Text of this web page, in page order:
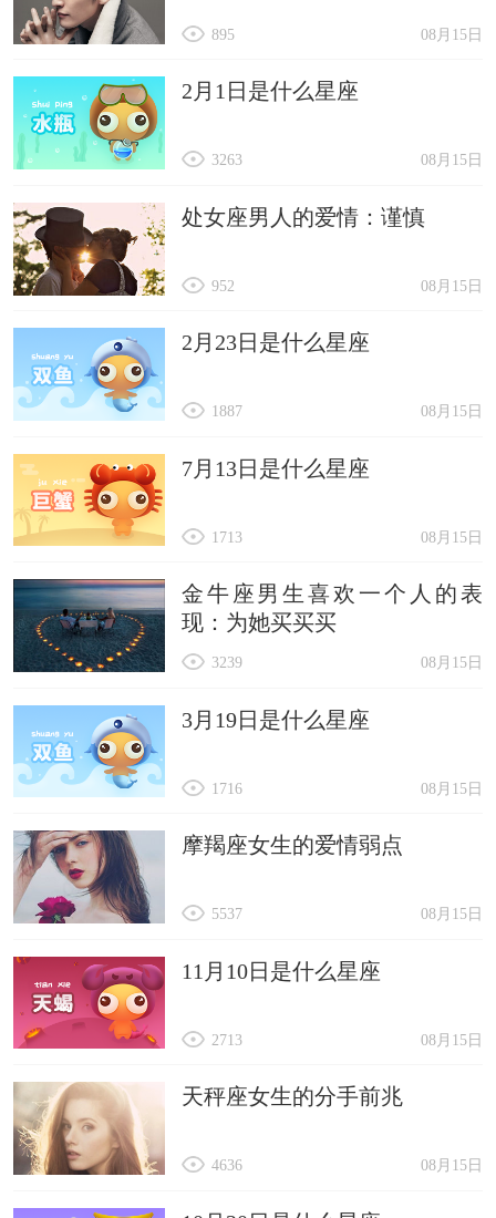
08月15日
895
2月1日是什么星座
08月15日
3263
处女座男人的爱情：谨慎
08月15日
952
2月23日是什么星座
08月15日
1887
7月13日是什么星座
08月15日
1713
金牛座男生喜欢一个人的表
现：为她买买买
08月15日
3239
3月19日是什么星座
08月15日
1716
摩羯座女生的爱情弱点
08月15日
5537
11月10日是什么星座
08月15日
2713
天秤座女生的分手前兆
08月15日
4636